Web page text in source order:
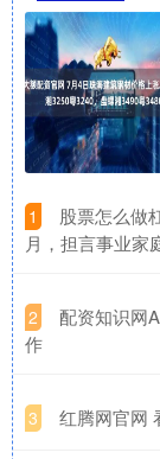
1
股票怎么做
月，担言事业家
2
配资知识网
作
3 红腾网官网